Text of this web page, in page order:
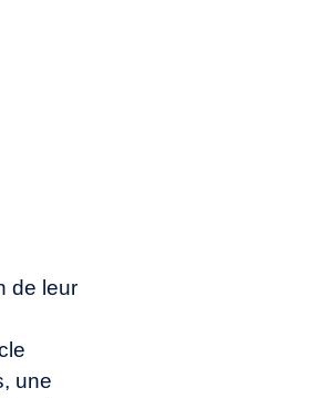
de leur
une